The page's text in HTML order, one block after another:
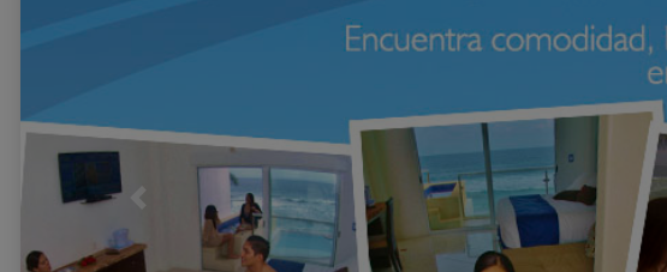
Previous